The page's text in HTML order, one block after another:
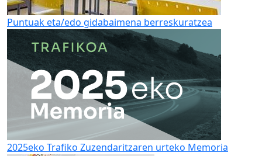
Puntuak eta/edo gidabaimena berreskuratzea
2025eko Trafiko Zuzendaritzaren urteko Memoria